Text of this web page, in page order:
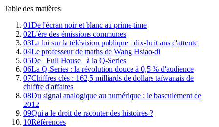
Table des matières
01De l'écran noir et blanc au prime time
02L'ère des émissions communes
03La loi sur la télévision publique : dix-huit ans d'attente
04Le professeur de maths de Wang Hsiao-di
05De _Full House_ à la Q-Series
06La Q-Series : la révolution douce à 0,5 % d'audience
07Chiffres clés : 162,5 milliards de dollars taïwanais de
chiffre d'affaires
08Du signal analogique au numérique : le basculement de
2012
09Qui a le droit de raconter des histoires ?
10Références